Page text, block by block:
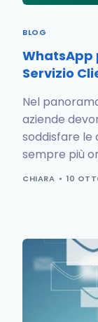
BLOG
WhatsApp
Servizio
Nel
aziende
soddisfare
sempre più
CHIARA 10
Italiano